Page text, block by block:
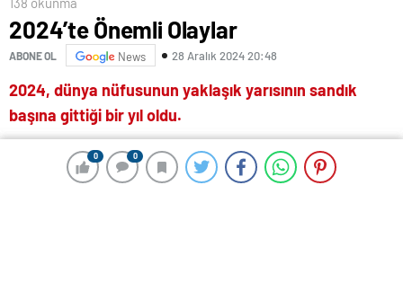
0 0
2024’te Önemli Olaylar
ABONE OL News 28 Aralık 2024 20:48
0 0
2024, dünya nüfusunun yaklaşık yarısının sandık
başına gittiği bir yıl oldu.
ABD’de Donald Trump yeniden başkan seçildi.
Türkiye’de yerel seçimler yapıldı.